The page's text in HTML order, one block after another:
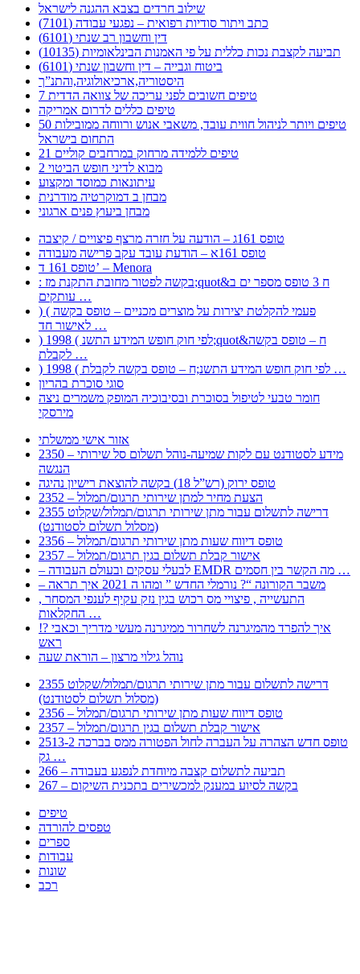
שילוב חרדים בצבא ההגנה לישראל
כתב ויתור סודיות רפואית – נפגעי עבודה (7101)
דין וחשבון רב שנתי (6101)
תביעה לקצבת נכות כללית על פי האמנות הבינלאומיות (10135)
ביטוח וגבייה – דין וחשבון שנתי (6101)
היסטוריה,ארכיאולוגיה,והתנ”ך
7 טיפים חשובים לפני עריכה של צוואה הדדית
טיפים כללים לדרום אמריקה
50 טיפים ויותר לניהול חווית עובד, משאבי אנוש ורווחה ממובילות
התחום בישראל
21 טיפים ללמידה מרחוק במרחבים קוליים
מבוא לדיני חופש הביטוי 2
עיתונאות כמוסד ומקצוע
מבחן ב דמוקרטיה מודרנית
מבחן ביעוץ פנים ארגוני
טופס 161ג – הודעה על חזרה מרצף פיצויים / קיצבה
טופס 161א – הודעת עובד עקב פרישה מעבודה
טופס 161 ד’ – Menora
: בקשה לפטור מחובת התקנת מז;quot&ח 3 טופס מספר ים ב
עותקים …
) ( פעמי להקלטת יצירות על מוצרים מכניים – טופס בקשה
לאישור חד …
) 1998 ( לפי חוק חופש המידע התשנ;quot&ח – טופס בקשה
לקבלת …
) 1998 ( לפי חוק חופש המידע התשנ;ח – טופס בקשה לקבלת …
סוגי סוכרת בהריון
חומר טבעי לטיפול בסוכרת ובסיבוכיה המופק משמרים ניצה
מירסקי
אזור אישי ממשלתי
2350 – מידע לסטודנט עם לקות שמיעה-נוהל תשלום סל שירותי
הנגשה
טופס ירוק (רש”ל 18) בקשה להוצאת רישיון נהיגה
2352 – הצעת מחיר למתן שירותי תרגום/תמלול
2355 דרישה לתשלום עבור מתן שירותי תרגום/תמלול/שקלוט
(מסלול תשלום לסטודנט)
2356 – טופס דיווח שעות מתן שירותי תרגום/תמלול
2357 – אישור קבלת תשלום בגין תרגום/תמלול
– לבעלי עסקים ובעולם העבודה EMDR מה הקשר בין חסמים …
– משבר הקורונה “? נורמלי החדש ” ומהו ה 2021 איך תראה
, התעשייה , פיצויי מס רכוש בגין נזק עקיף לענפי המסחר
החקלאות …
!? איך להפרד מהמיגרנה לשחרור ממיגרנה מעשי מדריך וכאבי
ראש
נוהל גילוי מרצון – הוראת שעה
2355 דרישה לתשלום עבור מתן שירותי תרגום/תמלול/שקלוט
(מסלול תשלום לסטודנט)
2356 – טופס דיווח שעות מתן שירותי תרגום/תמלול
2357 – אישור קבלת תשלום בגין תרגום/תמלול
2513-2 טופס חדש הצהרה על העברה לחול הפטורה ממס בברכה
גק …
266 – תביעה לתשלום קצבה מיוחדת לנפגע בעבודה
267 – בקשה לסיוע במענק למכשירים בתכנית השיקום
טיפים
טפסים להורדה
ספרים
עבודות
שונות
רכב